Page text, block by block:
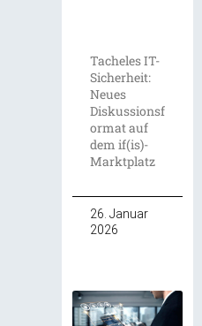
Tacheles IT-
Sicherheit:
Neues
Diskussionsf
ormat auf
dem if(is)-
Marktplatz
26. Januar
2026